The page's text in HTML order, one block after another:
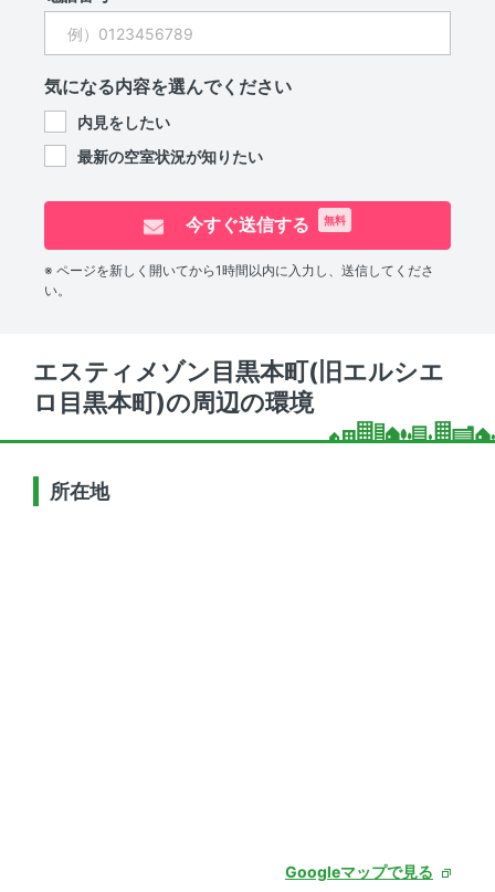
気になる内容を選んでください
内見をしたい
最新の空室状況が知りたい
今すぐ送信する 無料
※ ページを新しく開いてから1時間以内に入力し、送信してくださ
い。
エスティメゾン目黒本町(旧エルシエ
ロ目黒本町)の周辺の環境
所在地
Googleマップで見る